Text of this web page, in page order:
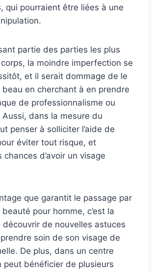
qui pourraient être liées à une
partie des parties les plus
la moindre imperfection se
et il serait dommage de le
en cherchant à en prendre
de professionnalisme ou
Aussi, dans la mesure du
penser à solliciter l’aide de
éviter tout risque, et
chances d’avoir un visage
que garantit le passage par
pour homme, c’est la
de nouvelles astuces
soin de son visage de
De plus, dans un centre
peut bénéficier de plusieurs